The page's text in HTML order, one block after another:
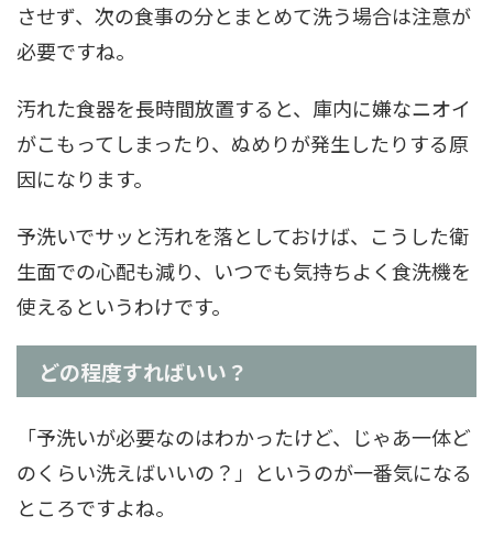
させず、次の食事の分とまとめて洗う場合は注意が
必要ですね。
汚れた食器を長時間放置すると、庫内に嫌なニオイ
がこもってしまったり、ぬめりが発生したりする原
因になります。
予洗いでサッと汚れを落としておけば、こうした衛
生面での心配も減り、いつでも気持ちよく食洗機を
使えるというわけです。
どの程度すればいい？
「予洗いが必要なのはわかったけど、じゃあ一体ど
のくらい洗えばいいの？」というのが一番気になる
ところですよね。